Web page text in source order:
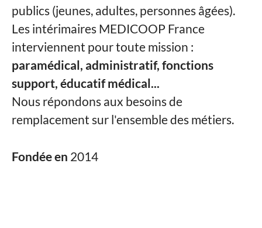
publics (jeunes, adultes, personnes âgées).
Les intérimaires MEDICOOP France
interviennent pour toute mission :
paramédical, administratif, fonctions
support, éducatif médical...
Nous répondons aux besoins de
remplacement sur l'ensemble des métiers.
Fondée en 2014